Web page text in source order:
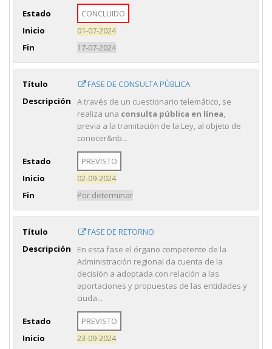
Estado
CONCLUIDO
Inicio
01-07-2024
Fin
17-07-2024
Título
FASE DE CONSULTA PÚBLICA
Descripción
A través de un cuestionario telemático, se
realiza una consulta pública en línea,
previa a la tramitación de la Ley, al objeto de
conocer&nb...
Estado
PREVISTO
Inicio
02-09-2024
Fin
Por determinar
Título
FASE DE RETORNO
Descripción
En esta fase el órgano competente de la
Administración regional da cuenta de la
decisión a adoptada con relación a las
aportaciones y propuestas de las entidades y
ciuda...
Estado
PREVISTO
Inicio
23-09-2024